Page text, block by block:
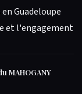
Guadeloupe
et l'engagement
MAHOGANY